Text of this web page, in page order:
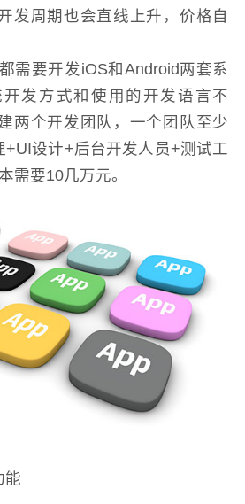
发周期也会直线上升，价格自
要开发iOS和Android两套系
发方式和使用的开发语言不
两个开发团队，一个团队至少
+UI设计+后台开发人员+测试工
需要10几万元。
能